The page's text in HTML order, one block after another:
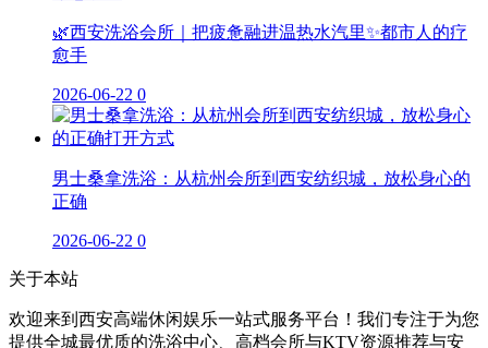
🌿西安洗浴会所｜把疲惫融进温热水汽里✨都市人的疗
愈手
2026-06-22 0
男士桑拿洗浴：从杭州会所到西安纺织城，放松身心的
正确
2026-06-22 0
关于本站
欢迎来到西安高端休闲娱乐一站式服务平台！我们专注于为您
提供全城最优质的洗浴中心、高档会所与KTV资源推荐与安